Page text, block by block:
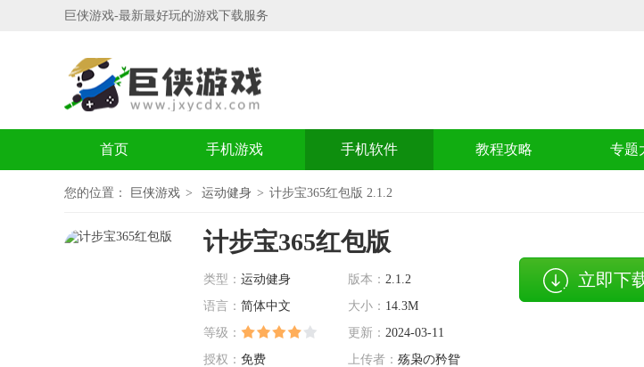
巨侠游戏-最新最好玩的游戏下载服务
首页 手机游戏 手机软件 教程攻略 专题
您的位置： 巨侠游戏 运动健身 计步宝365红包版 2.1.2
计步宝365红包版
类型： 运动健身 版本： 2.1.2
语言： 简体中文 大小： 14.3M
等级：
更新： 2024-03-11
授权： 免费 上传者： 殇枭の矜眢
立即下